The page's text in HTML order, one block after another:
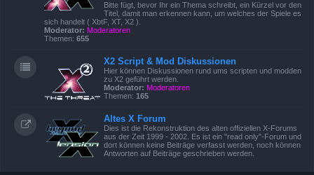
Bitte fügt, bevor Ihr ein Thema schreibt, ein Kürzel vor den
Titel, damit man erkennen kann, um welches der Spiele es
sich handelt ( XbtF, XT, X2 ).
Moderator: Moderatoren
Themen: 655
X2 Script & Mod Diskussionen
Hier können Diskussionen rund ums scripten und modden
zu X2 geführt werden.
Moderator: Moderatoren
Themen: 165
Altes X Forum
Dies ist die Rekonstruktion des alten offiziellen X-Forums
aus der Zeit 1999 - 2002. Es ist ein "read only"-Forum und
dort können keine Beiträge verfasst werden, noch können
Antworten auf Beiträge geschrieben werden.